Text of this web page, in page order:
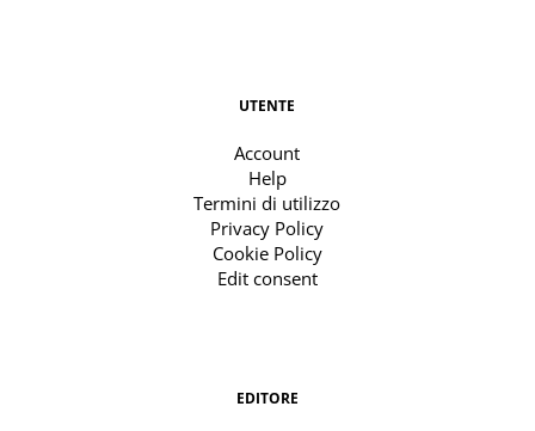
UTENTE
Account
Help
Termini di utilizzo
Privacy Policy
Cookie Policy
Edit consent
EDITORE